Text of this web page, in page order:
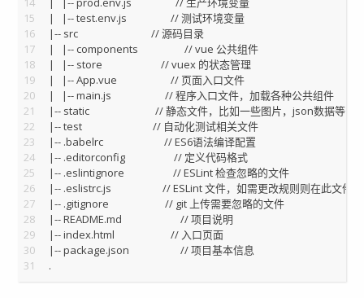
15
16
17
18
19
20
21
22
23
24
25
26
27
28
29
30
31
|   |-- test.env.js                  // 测试环境变量
|-- src                              // 源码目录
|   |-- components                   // vue 公共组件
|   |-- store                        // vuex 的状态管理
|   |-- App.vue                      // 页面入口文件
|   |-- main.js                      // 程序入口文件，加载各种公共组件
|-- static                           // 静态文件，比如一些图片，json数据等
|-- test                             // 自动化测试相关文件
|-- .babelrc                         // ES6语法编译配置
|-- .editorconfig                    // 定义代码格式
|-- .eslintignore                    // ESLint 检查忽略的文件
|-- .eslistrc.js                     // ESLint 文件，如需更改规则则在此文件
|-- .gitignore                       // git 上传需要忽略的文件
|-- README.md                        // 项目说明
|-- index.html                       // 入口页面
|-- package.json                     // 项目基本信息
.